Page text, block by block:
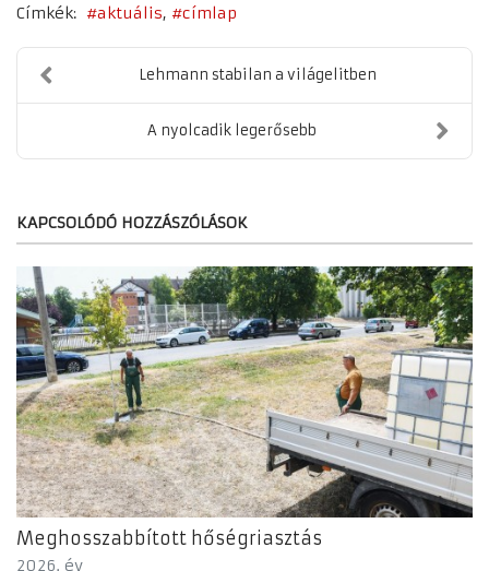
Címkék: aktuális címlap
Lehmann stabilan a világelitben
A nyolcadik legerősebb
KAPCSOLÓDÓ HOZZÁSZÓLÁSOK
Meghosszabbított hőségriasztás
2026. év